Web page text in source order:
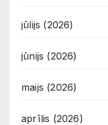
jūlijs (2026)
jūnijs (2026)
maijs (2026)
aprīlis (2026)